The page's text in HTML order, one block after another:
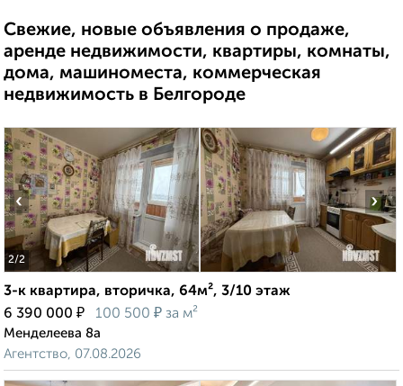
Свежие, новые объявления о продаже,
аренде недвижимости, квартиры, комнаты,
дома, машиноместа, коммерческая
недвижимость в Белгороде
2/2
‹ ›
3-к квартира, вторичка, 64м², 3/10 этаж
6 390 000 ₽ 100 500 ₽ за м²
Менделеева 8а
Агентство, 07.08.2026